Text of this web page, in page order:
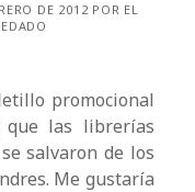
DE 2012 POR EL
promocional
que las librerías
salvaron de los
Me gustaría